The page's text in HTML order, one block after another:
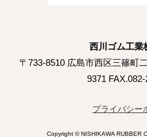
西川ゴム工業
〒733-8510 広島市西区三篠町
9371
プライバシー
Copyright © NISHIKAWA RUBBER